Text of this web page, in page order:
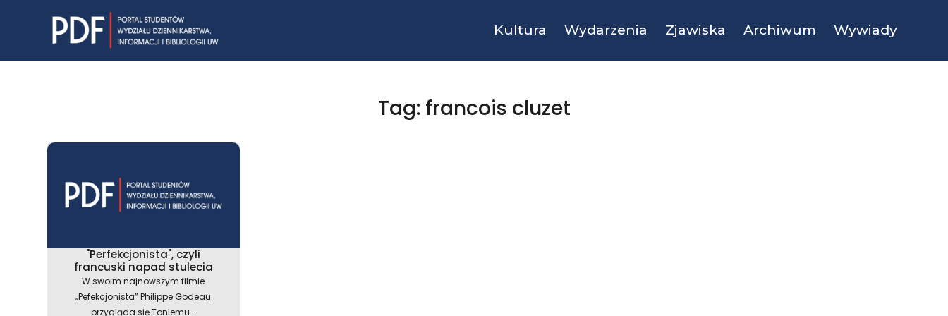
Kultura Wydarzenia Zjawiska Archiwum Wywiady
Tag: francois cluzet
"Perfekcjonista", czyli
francuski napad stulecia
W swoim najnowszym filmie
„Pefekcjonista” Philippe Godeau
przygląda się Toniemu...